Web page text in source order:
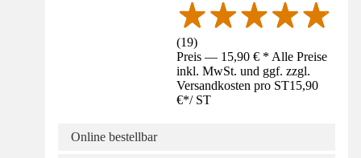
(19)
Preis — 15,90 € * Alle Preise
inkl. MwSt. und ggf. zzgl.
Versandkosten pro ST15,90
€*/ ST
Online bestellbar